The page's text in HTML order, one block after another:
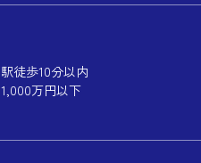
駅徒歩10分以内
1,000万円以下